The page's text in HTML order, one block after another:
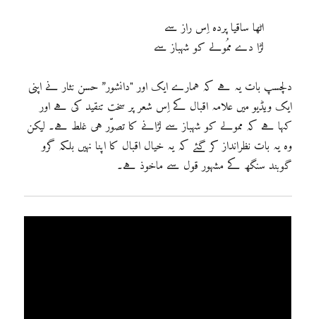
اٹھا ساقیا پردہ اِس راز سے
لڑا دے ممُولے کو شہباز سے
دلچسپ بات یہ ہے کہ ہمارے ایک اور "دانشور” حسن نثار نے اپنی
ایک ویڈیو میں علامہ اقبال کے اِس شعر پر سخت تنقید کی ہے اور
کہا ہے کہ ممولے کو شہباز سے لڑانے کا تصوّر ہی غلط ہے۔ لیکن
وہ یہ بات نظرانداز کر گئے کہ یہ خیال اقبال کا اپنا نہیں بلکہ گرو
گوبند سنگھ کے مشہور قول سے ماخوذ ہے۔